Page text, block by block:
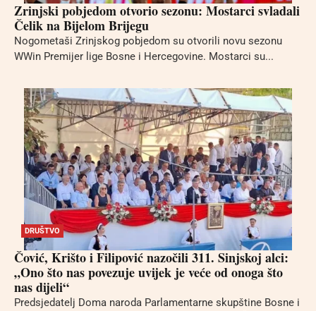
Zrinjski pobjedom otvorio sezonu: Mostarci svladali
Čelik na Bijelom Brijegu
Nogometaši Zrinjskog pobjedom su otvorili novu sezonu
WWin Premijer lige Bosne i Hercegovine. Mostarci su...
DRUŠTVO
Čović, Krišto i Filipović nazočili 311. Sinjskoj alci:
„Ono što nas povezuje uvijek je veće od onoga što
nas dijeli“
Predsjedatelj Doma naroda Parlamentarne skupštine Bosne i